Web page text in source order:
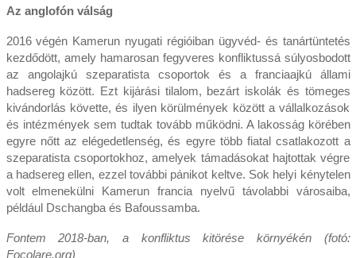
Az anglofón válság
2016 végén Kamerun nyugati régióiban ügyvéd- és tanártüntetés
kezdődött, amely hamarosan fegyveres konfliktussá súlyosbodott
az angolajkú szeparatista csoportok és a franciaajkú állami
hadsereg között. Ezt kijárási tilalom, bezárt iskolák és tömeges
kivándorlás követte, és ilyen körülmények között a vállalkozások
és intézmények sem tudtak tovább működni. A lakosság körében
egyre nőtt az elégedetlenség, és egyre több fiatal csatlakozott a
szeparatista csoportokhoz, amelyek támadásokat hajtottak végre
a hadsereg ellen, ezzel további pánikot keltve. Sok helyi kénytelen
volt elmenekülni Kamerun francia nyelvű távolabbi városaiba,
például Dschangba és Bafoussamba.
Fontem 2018-ban, a konfliktus kitörése környékén (fotó:
Focolare.org)